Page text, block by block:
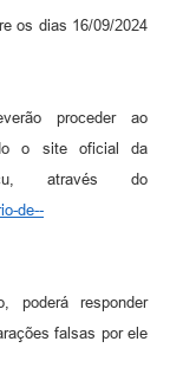
os dias 16/09/2024
proceder ao
o site oficial da
através do
de--
poderá responder
falsas por ele